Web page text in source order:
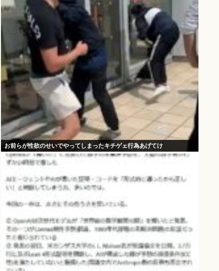
お前らが性欲のせいでやってしまったキチゲェ行為あげてけ